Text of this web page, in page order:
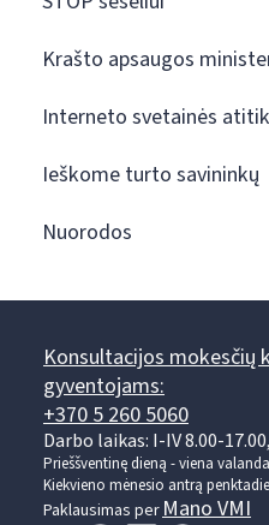
Krašto apsaugos
Interneto svetainės
Ieškome turto savininkų
Nuorodos
Konsultacijos mokesčių
gyventojams:
+370 5 260 5060
Darbo laikas: I-IV 8.00-
Prieššventinę dieną - viena
Kiekvieno mėnesio antrą
Paklausimas per Mano VMI